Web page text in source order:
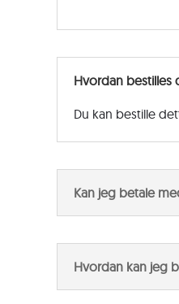
Hvordan bestilles
Du kan bestille
Kan jeg betale
Hvordan kan jeg